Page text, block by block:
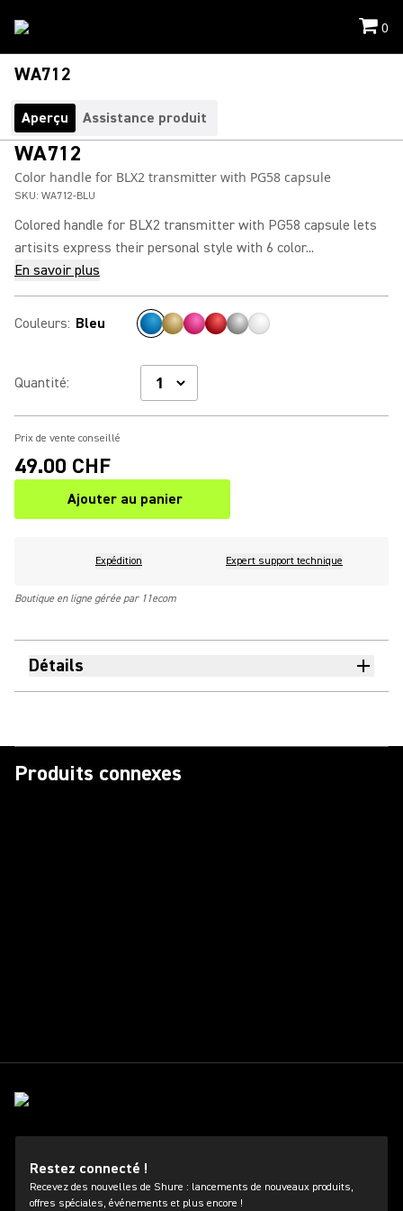
0
WA712
Aperçu Assistance produit
WA712
Color handle for BLX2 transmitter with PG58 capsule
SKU: WA712-BLU
Colored handle for BLX2 transmitter with PG58 capsule lets
artisits express their personal style with 6 color...
En savoir plus
Couleurs: Bleu
Quantité:
Prix de vente conseillé
49.00 CHF
Ajouter au panier
Expédition Expert support technique
Boutique en ligne gérée par 11ecom
Détails
Produits connexes
Restez connecté !
Recevez des nouvelles de Shure : lancements de nouveaux produits,
offres spéciales, événements et plus encore !